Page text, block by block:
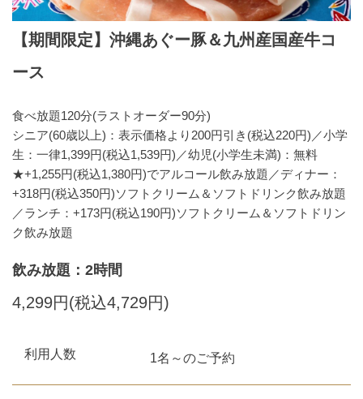
【期間限定】沖縄あぐー豚＆九州産国産牛コ
ース
食べ放題120分(ラストオーダー90分)
シニア(60歳以上)：表示価格より200円引き(税込220円)／小学
生：一律1,399円(税込1,539円)／幼児(小学生未満)：無料
★+1,255円(税込1,380円)でアルコール飲み放題／ディナー：
+318円(税込350円)ソフトクリーム＆ソフトドリンク飲み放題
／ランチ：+173円(税込190円)ソフトクリーム＆ソフトドリン
ク飲み放題
飲み放題：2時間
4,299円(税込4,729円)
利用人数 1名～のご予約